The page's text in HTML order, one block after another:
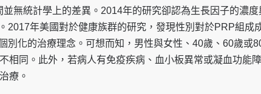
無統計學上的差異。2014年的研究卻認為生長因子的濃度
2017年美國對於健康族群的研究 ，發現性別對於PRP組成
別化的治療理念。可想而知，男性與女性、40歲、60歲或
相同。此外， 若病人有免疫疾病、血小板異常或凝血功能
療。